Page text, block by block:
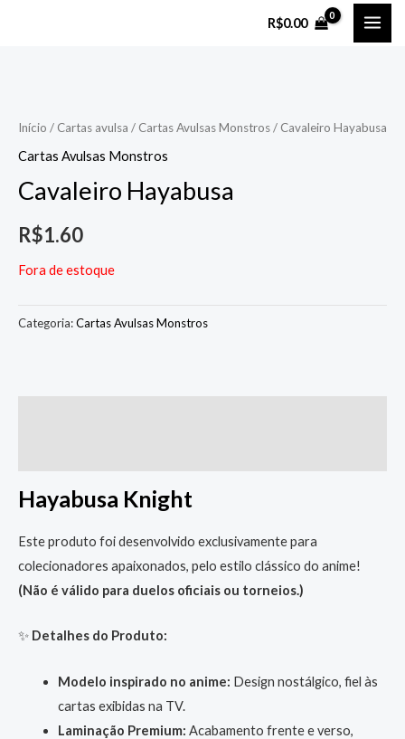
R$0.00
Início / Cartas avulsa / Cartas Avulsas Monstros/ Cavaleiro Hayabusa
Cartas Avulsas Monstros
Cavaleiro Hayabusa
R$1.60
Fora de estoque
Categoria:Cartas Avulsas Monstros
Hayabusa Knight
Este produto foi desenvolvido exclusivamente para
colecionadores apaixonados, pelo estilo clássico do anime!
(Não é válido para duelos oficiais ou torneios.)
✨ Detalhes do Produto:
Modelo inspirado no anime: Design nostálgico, fiel às
cartas exibidas na TV.
Laminação Premium: Acabamento frente e verso,